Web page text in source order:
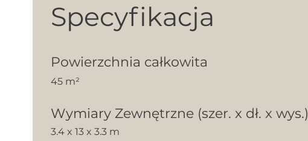
Specyfikacja
Powierzchnia całkowita
45 m²
Wymiary Zewnętrzne (szer. x dł. x wys.)
3.4 x 13 x 3.3 m